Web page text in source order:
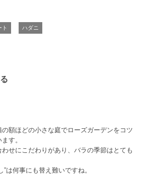
ト ハダニ
額ほどの小さな庭でローズガーデンをコツ
す。
せにこだわりがあり、バラの季節はとても
は何事にも替え難いですね。